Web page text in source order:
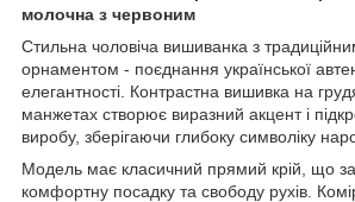
молочна з червоним
Стильна чоловіча вишиванка з
орнаментом - поєднання української
елегантності. Контрастна вишивка на
манжетах створює виразний акцент і
виробу, зберігаючи глибоку символіку
Модель має класичний прямий крій, що
комфортну посадку та свободу рухів.